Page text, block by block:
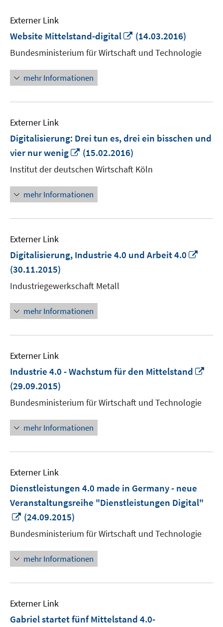
Externer Link
Website Mittelstand-digital
In
neuem
Fenster
(14.03.2016)
Bundesministerium für Wirtschaft und Technologie
mehr Informationen
Externer Link
Digitalisierung: Drei tun es, drei ein bisschen und
vier nur wenig
In
neuem
Fenster
öffnen
(15.02.2016)
Institut der deutschen Wirtschaft Köln
mehr Informationen
Externer Link
Digitalisierung, Industrie 4.0 und Arbeit 4.0
(30.11.2015)
Industriegewerkschaft Metall
mehr Informationen
Externer Link
Industrie 4.0 - Wachstum für den Mittelstand
(29.09.2015)
Bundesministerium für Wirtschaft und Technologie
mehr Informationen
Externer Link
Dienstleistungen 4.0 made in Germany - neue
Veranstaltungsreihe "Dienstleistungen Digital"
In
neuem
Fenster
öffnen
(24.09.2015)
Bundesministerium für Wirtschaft und Technologie
mehr Informationen
Externer Link
Gabriel startet fünf Mittelstand 4.0-